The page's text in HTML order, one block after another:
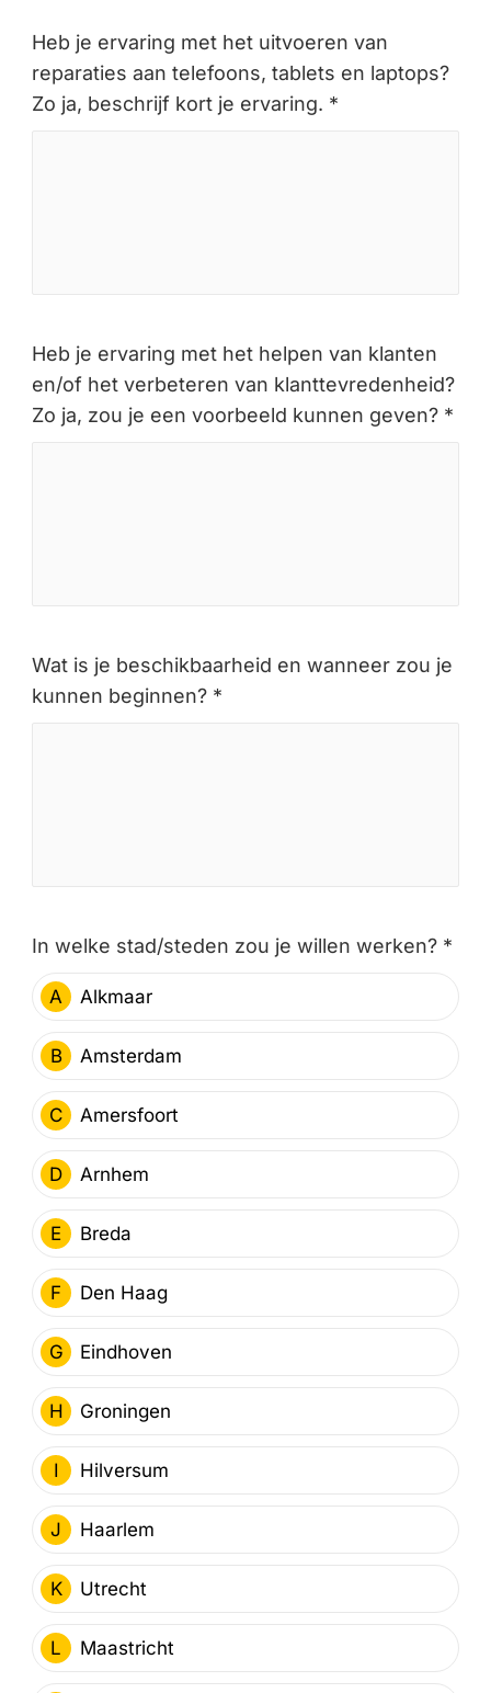
Heb je ervaring met het uitvoeren van
reparaties aan telefoons, tablets en laptops?
Zo ja, beschrijf kort je ervaring. *
Heb je ervaring met het helpen van klanten
en/of het verbeteren van klanttevredenheid?
Zo ja, zou je een voorbeeld kunnen geven? *
Wat is je beschikbaarheid en wanneer zou je
kunnen beginnen? *
In welke stad/steden zou je willen werken? *
A Alkmaar
B Amsterdam
C Amersfoort
D Arnhem
E Breda
F Den Haag
G Eindhoven
H Groningen
I Hilversum
J Haarlem
K Utrecht
L Maastricht